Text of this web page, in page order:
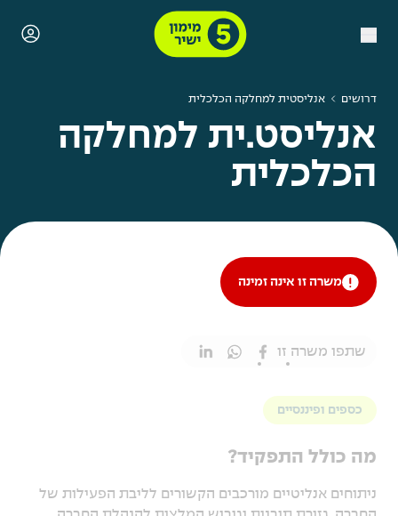
דרושים אנליסטית למחלקה הכלכלית
אנליסט.ית למחלקה
הכלכלית
משרה זו אינה זמינה
שתפו משרה זו
כספים ופיננסיים
מה כולל התפקיד?
ניתוחים אנליטיים מורכבים הקשורים לליבת הפעילות של